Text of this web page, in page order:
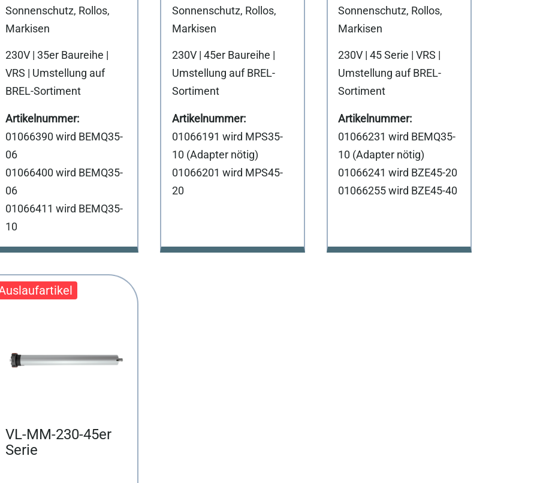
Sonnenschutz, Rollos,
Markisen
230V | 35er Baureihe |
VRS | Umstellung auf
BREL-Sortiment
01066390 wird BEMQ35-
06
01066400 wird BEMQ35-
06
01066411 wird BEMQ35-
10
Sonnenschutz, Rollos,
Markisen
230V | 45er Baureihe |
Umstellung auf BREL-
Sortiment
01066191 wird MPS35-
10 (Adapter nötig)
01066201 wird MPS45-
20
Sonnenschutz, Rollos,
Markisen
230V | 45 Serie | VRS |
Umstellung auf BREL-
Sortiment
01066231 wird BEMQ35-
10 (Adapter nötig)
01066241 wird BZE45-20
01066255 wird BZE45-40
VL-MM-230-45er
Serie